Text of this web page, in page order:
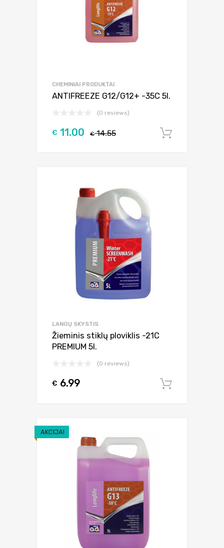
CHEMINIAI PRODUKTAI
ANTIFREEZE G12/G12+ -35C 5l.
(0 reviews)
€14.55
€ 11.00
LANGŲ SKYSTIS
Žieminis stiklų ploviklis -21C
PREMIUM 5l.
(0 reviews)
€ 6.99
AKCIJA!